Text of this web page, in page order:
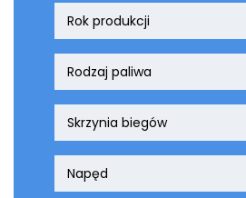
Rok produkcji
Rodzaj paliwa
Skrzynia biegów
Napęd